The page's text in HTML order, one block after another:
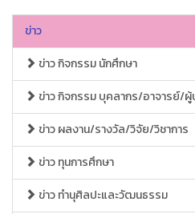
ข่าว
ข่าว กิจกรรม นักศึกษา
ข่าว กิจกรรม บุคลากร/อาจารย์/ผู้
ข่าว ผลงาน/รางวัล/วิจัย/วิชาการ
ข่าว ทุนการศึกษา
ข่าว ทำนุศิลปะและวัฒนธรรม